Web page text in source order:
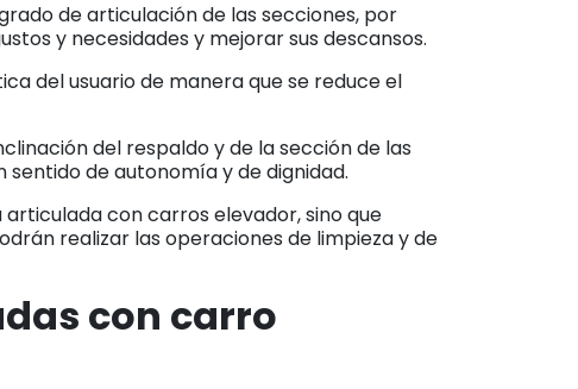
de articulación de las secciones, por
y necesidades y mejorar sus descansos.
del usuario de manera que se reduce el
del respaldo y de la sección de las
de autonomía y de dignidad.
con carros elevador, sino que
realizar las operaciones de limpieza y de
con carro